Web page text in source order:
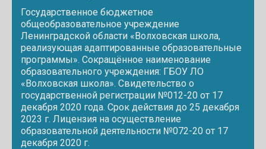
Государственное бюджетное
общеобразовательное учреждение
Ленинградской области «Волховская школа,
реализующая адаптированные образовательные
программы». Сокращённое наименование
образовательного учреждения: ГБОУ ЛО
«Волховская школа». Свидетельство о
государственной регистрации №012-20 от 17
декабря 2020 года. Срок действия до 25 декабря
2023 г. Лицензия на осуществление
образовательной деятельности №072-20 от 17
декабря 2020 г.